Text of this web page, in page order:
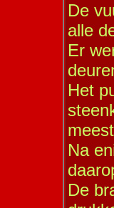
De
alle
Er
Het
Na
De